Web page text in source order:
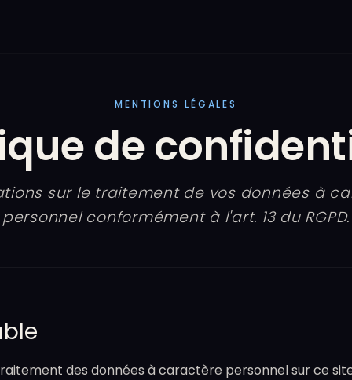
MENTIONS LÉGALES
de
sur le traitement de vos données à
personnel conformément à l'art. 13 du RGPD.
des données à caractère personnel sur ce